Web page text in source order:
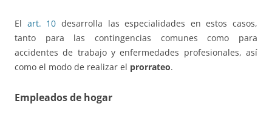
El art. 10 desarrolla las especialidades en estos casos,
tanto para las contingencias comunes como para
accidentes de trabajo y enfermedades profesionales, así
como el modo de realizar el prorrateo.
Empleados de hogar